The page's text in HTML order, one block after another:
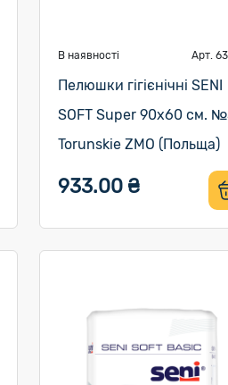
В наявності Арт.
Пелюшки гігієнічні SENI
SOFT Super 90х60 см.
Torunskie ZMO (Польща)
933.00 ₴